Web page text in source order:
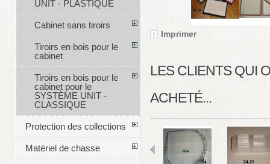
Imprimer
LES CLIENTS QUI
ACHETÉ...
UNIT - PLASTIQUE
Cabinet sans tiroirs
Tiroirs en bois pour le
cabinet
Tiroirs en bois pour le
cabinet pour le
SYSTÈME UNIT -
CLASSIQUE
Protection des collections
Matériel de chasse